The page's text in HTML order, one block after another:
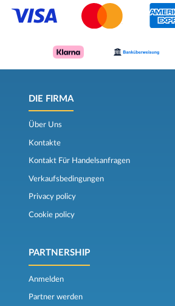
DIE FIRMA
Über Uns
Kontakte
Kontakt Für Handelsanfragen
Verkaufsbedingungen
Privacy policy
Cookie policy
PARTNERSHIP
Anmelden
Partner werden